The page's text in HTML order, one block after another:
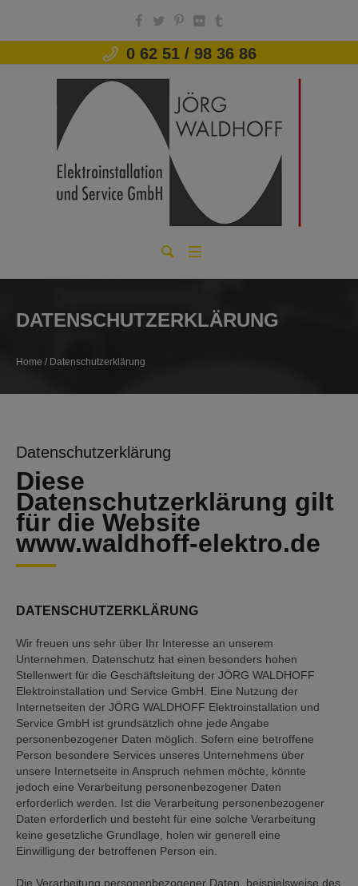
0 62 51 / 98 36 86
DATENSCHUTZERKLÄRUNG
Home / Datenschutzerklärung
Datenschutzerklärung
Diese
Datenschutzerklärung gilt
für die Website
www.waldhoff-elektro.de
DATENSCHUTZERKLÄRUNG
Wir freuen uns sehr über Ihr Interesse an unserem
Unternehmen. Datenschutz hat einen besonders hohen
Stellenwert für die Geschäftsleitung der JÖRG WALDHOFF
Elektroinstallation und Service GmbH. Eine Nutzung der
Internetseiten der JÖRG WALDHOFF Elektroinstallation und
Service GmbH ist grundsätzlich ohne jede Angabe
personenbezogener Daten möglich. Sofern eine betroffene
Person besondere Services unseres Unternehmens über
unsere Internetseite in Anspruch nehmen möchte, könnte
jedoch eine Verarbeitung personenbezogener Daten
erforderlich werden. Ist die Verarbeitung personenbezogener
Daten erforderlich und besteht für eine solche Verarbeitung
keine gesetzliche Grundlage, holen wir generell eine
Einwilligung der betroffenen Person ein.
Die Verarbeitung personenbezogener Daten, beispielsweise des